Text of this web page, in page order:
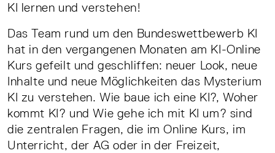
KI lernen und verstehen!
Das Team rund um den Bundeswettbewerb KI
hat in den vergangenen Monaten am KI-Online
Kurs gefeilt und geschliffen: neuer Look, neue
Inhalte und neue Möglichkeiten das Mysterium
KI zu verstehen. Wie baue ich eine KI?, Woher
kommt KI? und Wie gehe ich mit KI um? sind
die zentralen Fragen, die im Online Kurs, im
Unterricht, der AG oder in der Freizeit,